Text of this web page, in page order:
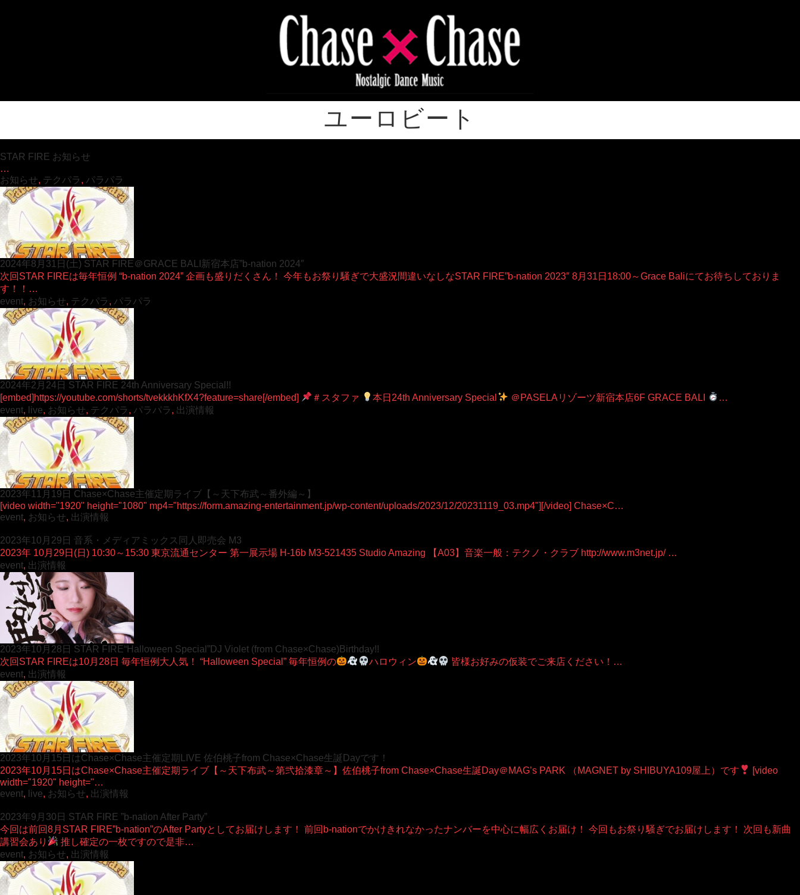
ユーロビート
STAR FIRE お知らせ
…
お知らせ, テクパラ , パラパラ
2024年8月31日(土) STAR FIRE＠GRACE BALI新宿本店”b-nation 2024″
次回STAR FIREは毎年恒例 “b-nation 2024” 企画も盛りだくさん！ 今年もお祭り騒ぎで大盛況間違いなしなSTAR FIRE”b-nation 2023″ 8月31日18:00～Grace Baliにてお待ちしておりま
す！！…
event, お知らせ, テクパラ , パラパラ
2024年2月24日 STAR FIRE 24th Anniversary Special!!
[embed]https://youtube.com/shorts/tvekkkhKfX4?feature=share[/embed]
＃スタファ 本日24th Anniversary Special ＠PASELAリゾーツ新宿本店6F GRACE BALI
…
event, live, お知らせ, テクパラ , パラパラ , 出演情報
2023年11月19日 Chase×Chase主催定期ライブ【～天下布武～番外編～】
[video width="1920" height="1080" mp4="https://form.amazing-entertainment.jp/wp-content/uploads/2023/12/20231119_03.mp4"][/video] Chase×C…
event, お知らせ, 出演情報
2023年10月29日 音系・メディアミックス同人即売会 M3
2023年 10月29日(日) 10:30～15:30 東京流通センター 第一展示場 H-16b M3-521435 Studio Amazing 【A03】音楽一般：テクノ・クラブ http://www.m3net.jp/ …
event, 出演情報
2023年10月28日 STAR FIRE“Halloween Special”DJ Violet (from Chase×Chase)Birthday!!
次回STAR FIREは10月28日 毎年恒例大人気！ “Halloween Special” 毎年恒例の
ハロウィン
皆様お好みの仮装でご来店ください！…
event, 出演情報
2023年10月15日はChase×Chase主催定期LIVE 佐伯桃子from Chase×Chase生誕Dayです！
2023年10月15日はChase×Chase主催定期ライブ【～天下布武～第弐拾漆章～】佐伯桃子from Chase×Chase生誕Day＠MAG’s PARK （MAGNET by SHIBUYA109屋上）です
[video
width="1920" height="…
event, live, お知らせ, 出演情報
2023年9月30日 STAR FIRE ”b-nation After Party”
今回は前回8月STAR FIRE”b-nation”のAfter Partyとしてお届けします！ 前回b-nationでかけきれなかったナンバーを中心に幅広くお届け！ 今回もお祭り騒ぎでお届けします！ 次回も新曲
講習会あり
推し確定の一枚ですので是非…
event, お知らせ, 出演情報